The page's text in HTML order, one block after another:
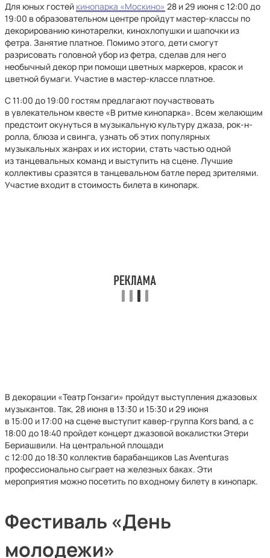
Для юных гостей кинопарка «Москино» 28 и 29 июня с 12:00 до
19:00 в образовательном центре пройдут мастер-классы по
декорированию кинотарелки, кинохлопушки и шапочки из
фетра. Занятие платное. Помимо этого, дети смогут
разрисовать головной убор из фетра, сделав для него
необычный декор при помощи цветных маркеров, красок и
цветной бумаги. Участие в мастер-классе платное.
С 11:00 до 19:00 гостям предлагают поучаствовать
в увлекательном квесте «В ритме кинопарка». Всем желающим
предстоит окунуться в музыкальную культуру джаза, рок-н-
ролла, блюза и свинга, узнать об этих популярных
музыкальных жанрах и их истории, стать частью одной
из танцевальных команд и выступить на сцене. Лучшие
коллективы сразятся в танцевальном батле перед зрителями.
Участие входит в стоимость билета в кинопарк.
В декорации «Театр Гонзаги» пройдут выступления джазовых
музыкантов. Так, 28 июня в 13:30 и 15:30 и 29 июня
в 15:00 и 17:00 на сцене выступит кавер-группа Kors band, а с
18:00 до 18:40 пройдет концерт джазовой вокалистки Этери
Бериашвили. На центральной площади
с 12:00 до 18:30 коллектив барабанщиков Las Aventuras
профессионально сыграет на железных баках. Эти
мероприятия можно посетить по входному билету в кинопарк.
Фестиваль «День
молодежи»